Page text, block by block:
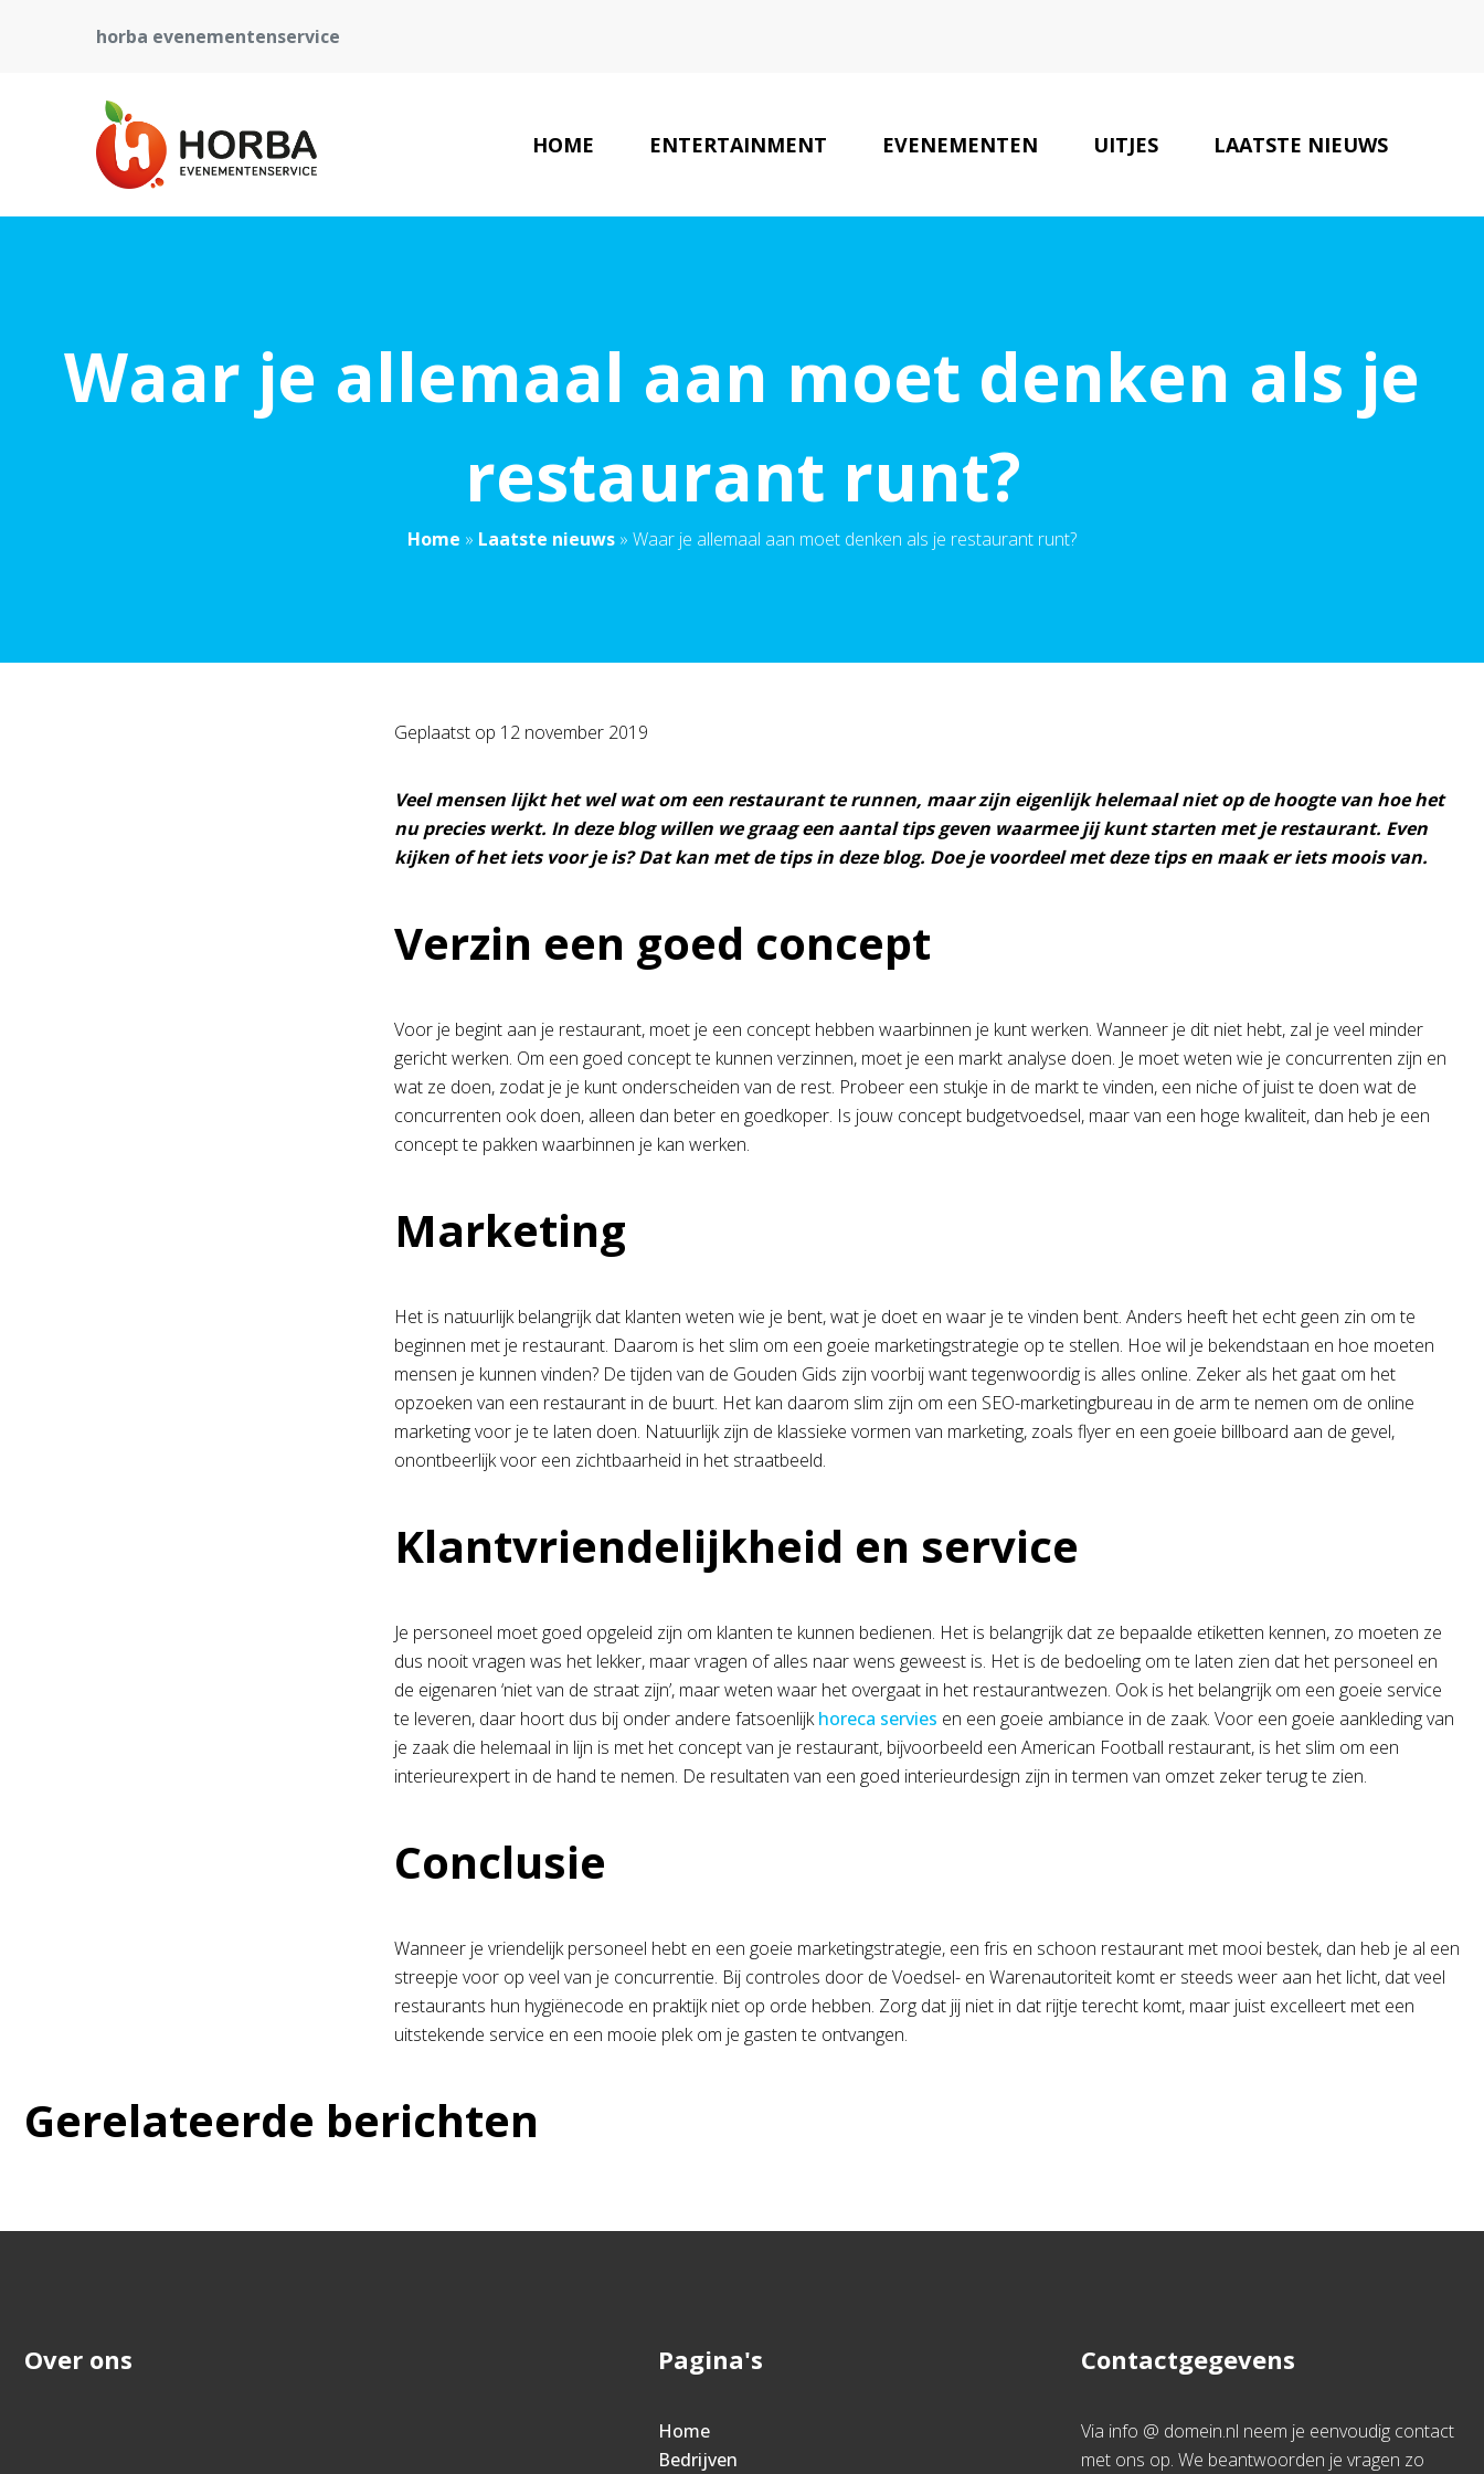
horba evenementenservice
HOME ENTERTAINMENT EVENEMENTEN UITJES LAATSTE NIEUWS
Waar je allemaal aan moet denken als je
restaurant runt?
Home » Laatste nieuws » Waar je allemaal aan moet denken als je restaurant runt?
Geplaatst op 12 november 2019
Veel mensen lijkt het wel wat om een restaurant te runnen, maar zijn eigenlijk helemaal niet op de hoogte van hoe het
nu precies werkt. In deze blog willen we graag een aantal tips geven waarmee jij kunt starten met je restaurant. Even
kijken of het iets voor je is? Dat kan met de tips in deze blog. Doe je voordeel met deze tips en maak er iets moois van.
Verzin een goed concept
Voor je begint aan je restaurant, moet je een concept hebben waarbinnen je kunt werken. Wanneer je dit niet hebt, zal je veel minder
gericht werken. Om een goed concept te kunnen verzinnen, moet je een markt analyse doen. Je moet weten wie je concurrenten zijn en
wat ze doen, zodat je je kunt onderscheiden van de rest. Probeer een stukje in de markt te vinden, een niche of juist te doen wat de
concurrenten ook doen, alleen dan beter en goedkoper. Is jouw concept budgetvoedsel, maar van een hoge kwaliteit, dan heb je een
concept te pakken waarbinnen je kan werken.
Marketing
Het is natuurlijk belangrijk dat klanten weten wie je bent, wat je doet en waar je te vinden bent. Anders heeft het echt geen zin om te
beginnen met je restaurant. Daarom is het slim om een goeie marketingstrategie op te stellen. Hoe wil je bekendstaan en hoe moeten
mensen je kunnen vinden? De tijden van de Gouden Gids zijn voorbij want tegenwoordig is alles online. Zeker als het gaat om het
opzoeken van een restaurant in de buurt. Het kan daarom slim zijn om een SEO-marketingbureau in de arm te nemen om de online
marketing voor je te laten doen. Natuurlijk zijn de klassieke vormen van marketing, zoals flyer en een goeie billboard aan de gevel,
onontbeerlijk voor een zichtbaarheid in het straatbeeld.
Klantvriendelijkheid en service
Je personeel moet goed opgeleid zijn om klanten te kunnen bedienen. Het is belangrijk dat ze bepaalde etiketten kennen, zo moeten ze
dus nooit vragen was het lekker, maar vragen of alles naar wens geweest is. Het is de bedoeling om te laten zien dat het personeel en
de eigenaren ‘niet van de straat zijn’, maar weten waar het overgaat in het restaurantwezen. Ook is het belangrijk om een goeie service
te leveren, daar hoort dus bij onder andere fatsoenlijkhoreca servies en een goeie ambiance in de zaak. Voor een goeie aankleding van
je zaak die helemaal in lijn is met het concept van je restaurant, bijvoorbeeld een American Football restaurant, is het slim om een
interieurexpert in de hand te nemen. De resultaten van een goed interieurdesign zijn in termen van omzet zeker terug te zien.
Conclusie
Wanneer je vriendelijk personeel hebt en een goeie marketingstrategie, een fris en schoon restaurant met mooi bestek, dan heb je al een
streepje voor op veel van je concurrentie. Bij controles door de Voedsel- en Warenautoriteit komt er steeds weer aan het licht, dat veel
restaurants hun hygiënecode en praktijk niet op orde hebben. Zorg dat jij niet in dat rijtje terecht komt, maar juist excelleert met een
uitstekende service en een mooie plek om je gasten te ontvangen.
Gerelateerde berichten
Over ons Pagina's
Home
Bedrijven
Contactgegevens
Via info @ domein.nl neem je eenvoudig contact
met ons op. We beantwoorden je vragen zo